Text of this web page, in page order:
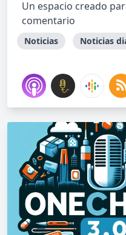
Un espacio creado
comentario
Noticias Noticias